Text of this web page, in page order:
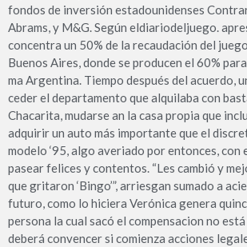
fondos de inversión estadounidenses
Abrams, y M&G. Según eldiariodeljuego.
concentra un 50% de la recaudación del
Buenos Aires, donde se producen el 60%
ma Argentina. Tiempo después del acuerdo,
ceder el departamento que alquilaba con
Chacarita, mudarse an la casa propia que
adquirir un auto más importante que el
modelo ‘95, algo averiado por entonces, con
pasear felices y contentos. “Les cambió y
que gritaron ‘Bingo’”, arriesgan sumado a
futuro, como lo hiciera Verónica genera
persona la cual sacó el compensacion no
deberá convencer si comienza acciones